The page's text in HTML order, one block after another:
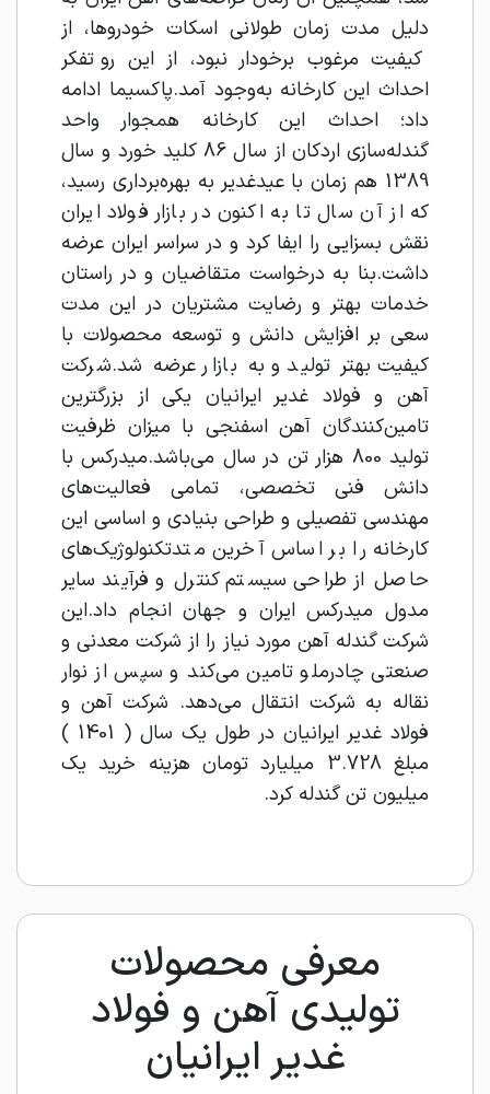
دلیل مدت زمان طولانی اسکات خودروها، از
کیفیت مرغوب برخودار نبود، از این رو تفکر
احداث این کارخانه به‌وجود آمد.پاکسیما ادامه
داد؛ احداث این کارخانه همجوار واحد
گندله‌سازی اردکان از سال 86 کلید خورد و سال
1389 هم زمان با عید‌غدیر به بهره‌برداری رسید،
که از آن سال تا به اکنون در بازار فولاد ایران
نقش بسزایی را ایفا کرد و در سراسر ایران عرضه
داشت.بنا به درخواست متقاضیان و در راستان
خدمات بهتر و رضایت مشتریان در این مدت
سعی بر افزایش دانش و توسعه محصولات با
کیفیت بهتر تولید و به بازار عرضه شد.شرکت
آهن و فولاد غدیر ایرانیان یکی از بزرگترین
تامین‌کنندگان آهن اسفنجی با میزان ظرفیت
تولید 800 هزار تن در سال می‌باشد.میدرکس با
دانش فنی تخصصی، تمامی فعالیت‌های
مهندسی تفصیلی و طراحی بنیادی و اساسی این
کارخانه را بر اساس آخرین متد‌تکنولوژیک‌های
حاصل از طراحی سیستم کنترل و فرآیند سایر
مدول میدرکس ایران و جهان انجام داد.این
شرکت گندله آهن مورد نیاز را از شرکت معدنی و
صنعتی چادرملو تامین می‌کند و سپس از نوار
نقاله به شرکت انتقال می‌دهد. شرکت آهن و
فولاد غدیر ایرانیان در طول یک سال ( 1401 )
مبلغ 3.728 میلیارد تومان هزینه خرید یک
میلیون تن گندله کرد.
معرفی محصولات
تولیدی آهن و فولاد
غدیر ایرانیان